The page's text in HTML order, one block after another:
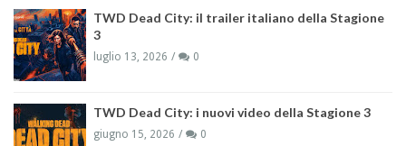
TWD Dead City: il trailer italiano della Stagione
3
luglio 13, 2026 0
TWD Dead City: i nuovi video della Stagione 3
giugno 15, 2026 0